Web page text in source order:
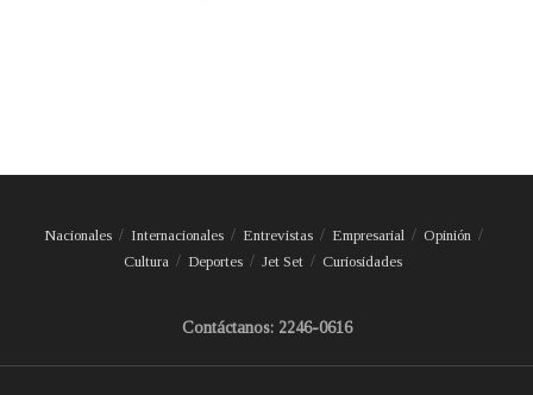
Nacionales Internacionales Entrevistas Empresarial
Opinión
Cultura
Deportes Jet Set Curiosidades
Contáctanos: 2246-0616